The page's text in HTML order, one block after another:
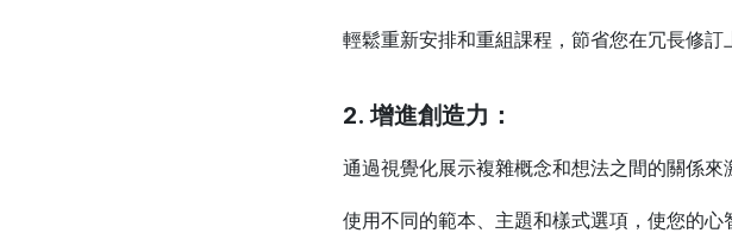
輕鬆重新安排和重組課程，節省您在冗長修訂
2. 增進創造力：
通過視覺化展示複雜概念和想法之間的關係來
使用不同的範本、主題和樣式選項，使您的心